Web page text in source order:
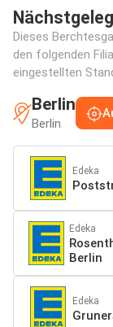
Dieses
den folgenden
eingestellten
Berlin
Berlin
Edeka
Edeka
Berlin
Edeka